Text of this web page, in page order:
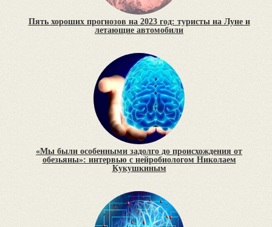
Пять хороших прогнозов на 2023 год: туристы на Луне и
летающие автомобили
«Мы были особенными задолго до происхождения от
обезьяны»: интервью с нейробиологом Николаем
Кукушкиным